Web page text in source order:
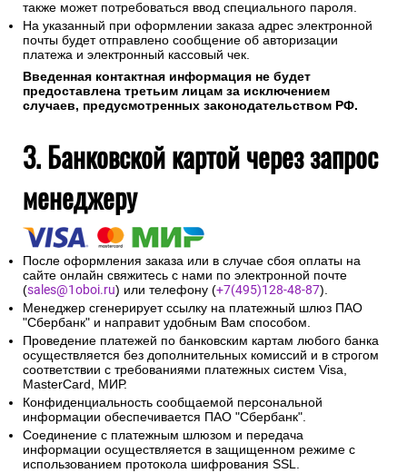
также может потребоваться ввод специального пароля.
На указанный при оформлении заказа адрес электронной
почты будет отправлено сообщение об авторизации
платежа и электронный кассовый чек.
Введенная контактная информация не будет
предоставлена третьим лицам за исключением
случаев, предусмотренных законодательством РФ.
3. Банковской картой через запрос
менеджеру
После оформления заказа или в случае сбоя оплаты на
сайте онлайн свяжитесь с нами по электронной почте
(sales@1oboi.ru) или телефону (+7(495)128-48-87).
Менеджер сгенерирует ссылку на платежный шлюз ПАО
"Сбербанк" и направит удобным Вам способом.
Проведение платежей по банковским картам любого банка
осуществляется без дополнительных комиссий и в строгом
соответствии с требованиями платежных систем Visa,
MasterCard, МИР.
Конфиденциальность сообщаемой персональной
информации обеспечивается ПАО "Сбербанк".
Соединение с платежным шлюзом и передача
информации осуществляется в защищенном режиме с
использованием протокола шифрования SSL.